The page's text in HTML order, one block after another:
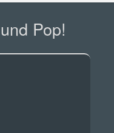
Pop!